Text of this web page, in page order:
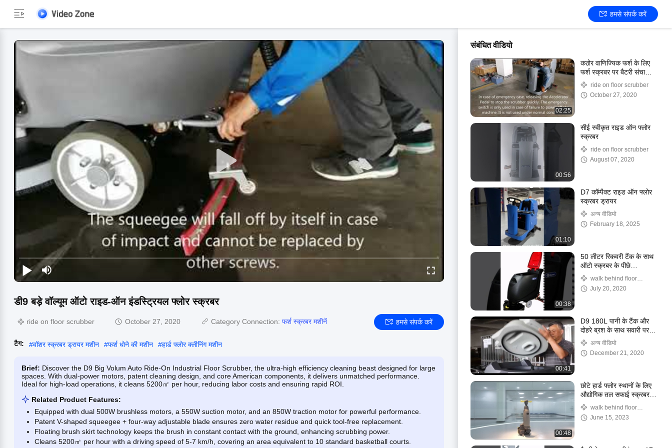
हमसे संपर्क करें
डी9 बड़े वॉल्यूम ऑटो राइड-ऑन इंडस्ट्रियल फ्लोर स्क्रबर
ride on floor scrubber October 27, 2020 Category Connection: फर्श स्क्रबर मशीनें हमसे संपर्क करें
टैग: #वॉशर स्क्रबर ड्रायर मशीन #फर्श धोने की मशीन #हार्ड फ्लोर क्लीनिंग मशीन
Brief: Discover the D9 Big Volum Auto Ride-On Industrial Floor Scrubber, the ultra-high efficiency cleaning beast designed for large
spaces. With dual-power motors, patent cleaning design, and core American components, it delivers unmatched performance.
Ideal for high-load operations, it cleans 5200㎡ per hour, reducing labor costs and ensuring rapid ROI.
Related Product Features:
Equipped with dual 500W brushless motors, a 550W suction motor, and an 850W traction motor for powerful performance.
Patent V-shaped squeegee + four-way adjustable blade ensures zero water residue and quick tool-free replacement.
Floating brush skirt technology keeps the brush in constant contact with the ground, enhancing scrubbing power.
Cleans 5200㎡ per hour with a driving speed of 5-7 km/h, covering an area equivalent to 10 standard basketball courts.
संबंधित वीडियो
02:25
कठोर वाणिज्यिक फर्श के लिए
फर्श स्क्रबर पर बैटरी संचालित
सवारीride on floor scrubber
October 27, 2020
00:56
सीई स्वीकृत राइड ऑन फ्लोर
स्क्रबर
ride on floor scrubber
August 07, 2020
01:10
D7 कॉम्पैक्ट राइड ऑन फ्लोर
स्क्रबर ड्रायर
अन्य वीडियो
February 18, 2025
00:38
50 लीटर रिकवरी टैंक के साथ
ऑटो स्क्रबर के पीछे
इंडस्ट्रियल वॉक
walk behind floor
scrubber
July 20, 2020
00:41
D9 180L पानी के टैंक और
दोहरे ब्रश के साथ सवारी पर
फर्श स्क्रबर
अन्य वीडियो
December 21, 2020
00:48
छोटे हार्ड फ्लोर स्थानों के लिए
औद्योगिक तल सफाई स्क्रबर
MFS208N
walk behind floor
scrubber
June 15, 2023